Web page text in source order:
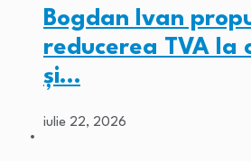
Bogdan Ivan
reducerea TVA la
și…
iulie 22, 2026